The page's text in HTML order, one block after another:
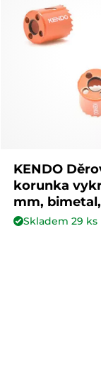
KENDO
korunka
mm,
Skladem 29 ks